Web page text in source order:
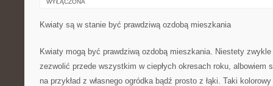
WYŁĄCZONA
Kwiaty są w stanie być prawdziwą ozdobą mieszkania
Kwiaty mogą być prawdziwą ozdobą mieszkania. Niestety
zezwolić przede wszystkim w ciepłych okresach roku, albowiem
na przykład z własnego ogródka bądź prosto z łąki. Taki